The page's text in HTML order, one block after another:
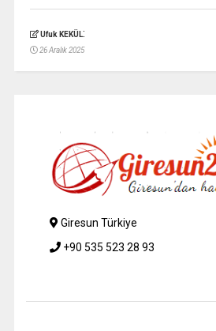
Ufuk KEKÜL:
26 Aralık 2025
Giresun Türkiye
+90 535 523 28 93